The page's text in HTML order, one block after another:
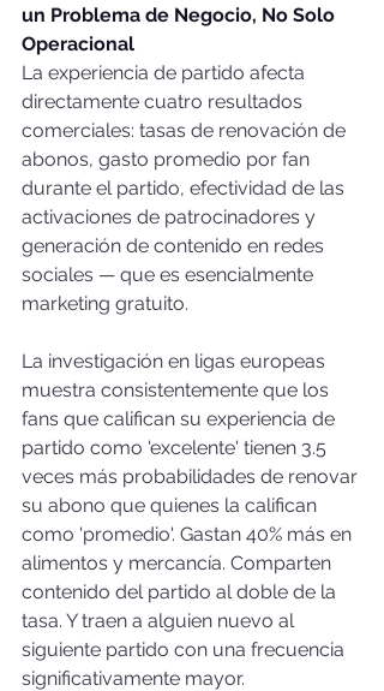
un Problema de Negocio, No Solo
Operacional
La experiencia de partido afecta
directamente cuatro resultados
comerciales: tasas de renovación de
abonos, gasto promedio por fan
durante el partido, efectividad de las
activaciones de patrocinadores y
generación de contenido en redes
sociales — que es esencialmente
marketing gratuito.
La investigación en ligas europeas
muestra consistentemente que los
fans que califican su experiencia de
partido como 'excelente' tienen 3.5
veces más probabilidades de renovar
su abono que quienes la califican
como 'promedio'. Gastan 40% más en
alimentos y mercancía. Comparten
contenido del partido al doble de la
tasa. Y traen a alguien nuevo al
siguiente partido con una frecuencia
significativamente mayor.